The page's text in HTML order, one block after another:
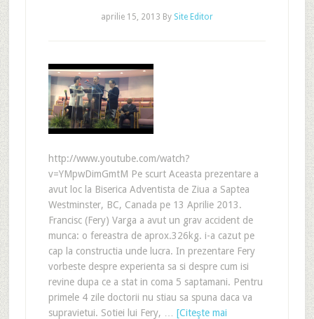
aprilie 15, 2013 By Site Editor
http://www.youtube.com/watch?
v=YMpwDimGmtM Pe scurt Aceasta prezentare a
avut loc la Biserica Adventista de Ziua a Saptea
Westminster, BC, Canada pe 13 Aprilie 2013.
Francisc (Fery) Varga a avut un grav accident de
munca: o fereastra de aprox.326kg. i-a cazut pe
cap la constructia unde lucra. In prezentare Fery
vorbeste despre experienta sa si despre cum isi
revine dupa ce a stat in coma 5 saptamani. Pentru
primele 4 zile doctorii nu stiau sa spuna daca va
supravietui. Sotiei lui Fery, … [Citeşte mai